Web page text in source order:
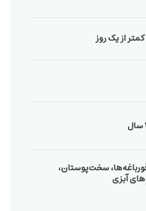
از یک روز
سخت‌پوستان،
آبزی